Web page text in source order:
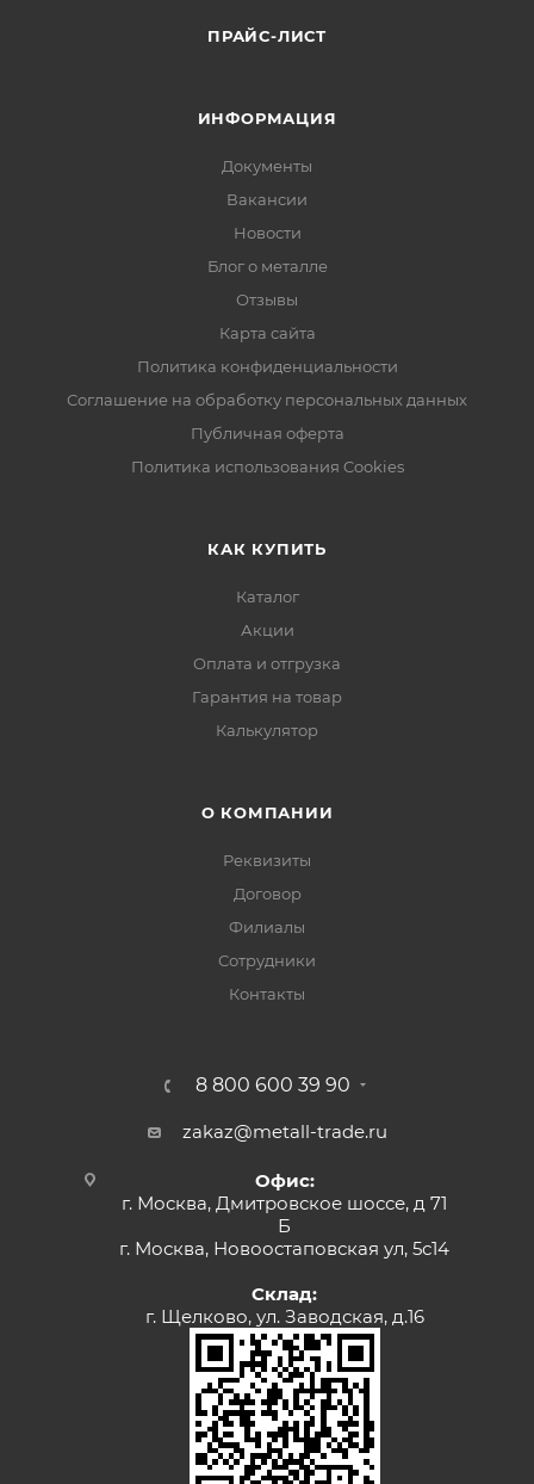
ПРАЙС-ЛИСТ
ИНФОРМАЦИЯ
Документы
Вакансии
Новости
Блог о металле
Отзывы
Карта сайта
Политика конфиденциальности
Соглашение на обработку персональных данных
Публичная оферта
Политика использования Cookies
КАК КУПИТЬ
Каталог
Акции
Оплата и отгрузка
Гарантия на товар
Калькулятор
О КОМПАНИИ
Реквизиты
Договор
Филиалы
Сотрудники
Контакты
8 800 600 39 90
zakaz@metall-trade.ru
Офис:
г. Москва, Дмитровское шоссе, д 71
Б
г. Москва, Новоостаповская ул, 5с14
Склад:
г. Щелково, ул. Заводская, д.16